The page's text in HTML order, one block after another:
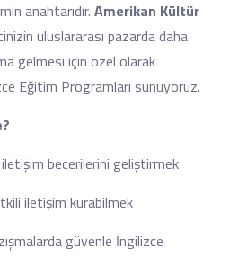
anahtarıdır. Amerikan Kültür
uluslararası pazarda daha
gelmesi için özel olarak
Eğitim Programları sunuyoruz.
iletişim becerilerini geliştirmek
iletişim kurabilmek
güvenle İngilizce